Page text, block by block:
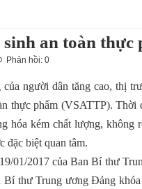
an toàn thực
Phản hồi: 0
người dân tăng cao, thị
thực phẩm (VSATTP).
hóa kém chất lượng,
đặc biệt quan tâm.
01/2017 của Ban Bí thư
Bí thư Trung ương Đảng